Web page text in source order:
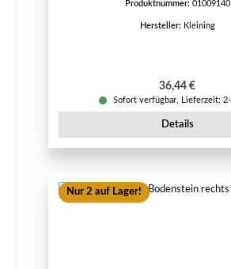
Produktnummer: 01009140
Hersteller: Kleining
Regulärer Preis:
36,44 €
Sofort verfügbar, Lieferzeit: 2-
Details
Nur 2 auf Lager!